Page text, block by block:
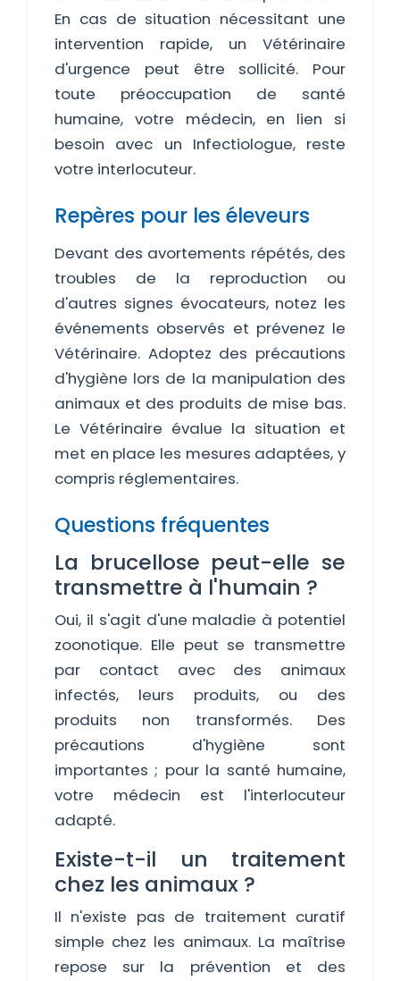
En cas de situation nécessitant une
intervention rapide, un Vétérinaire
d'urgence peut être sollicité. Pour
toute préoccupation de santé
humaine, votre médecin, en lien si
besoin avec un Infectiologue, reste
votre interlocuteur.
Repères pour les éleveurs
Devant des avortements répétés, des
troubles de la reproduction ou
d'autres signes évocateurs, notez les
événements observés et prévenez le
Vétérinaire. Adoptez des précautions
d'hygiène lors de la manipulation des
animaux et des produits de mise bas.
Le Vétérinaire évalue la situation et
met en place les mesures adaptées, y
compris réglementaires.
Questions fréquentes
La brucellose peut-elle se
transmettre à l'humain ?
Oui, il s'agit d'une maladie à potentiel
zoonotique. Elle peut se transmettre
par contact avec des animaux
infectés, leurs produits, ou des
produits non transformés. Des
précautions d'hygiène sont
importantes ; pour la santé humaine,
votre médecin est l'interlocuteur
adapté.
Existe-t-il un traitement
chez les animaux ?
Il n'existe pas de traitement curatif
simple chez les animaux. La maîtrise
repose sur la prévention et des